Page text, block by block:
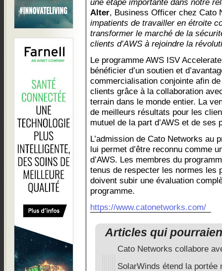
une étape importante dans notre
Alter, Business Officer chez Cato
impatients de travailler en étroite
transformer le marché de la
clients d’AWS à rejoindre la
Le programme AWS ISV
bénéficier d’un soutien et
commercialisation conjointe afin
clients grâce à la collaboration
terrain dans le monde entier. La
de meilleurs résultats pour les
mutuel de la part d’AWS et de ses
L’admission de Cato Networks au
lui permet d’être reconnu comme
d’AWS. Les membres du
tenus de respecter les normes les
doivent subir une évaluation
programme.
https://www.catonetworks.com/
Articles qui
Cato Networks collabore
SolarWinds étend la portée